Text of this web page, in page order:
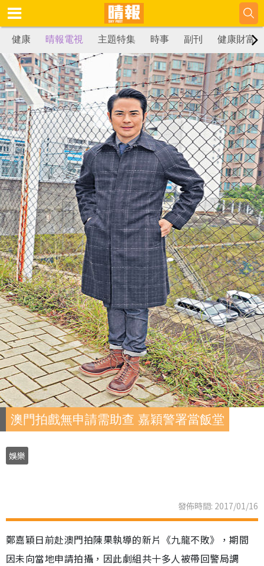
健康 晴報電視 主題特集 時事 副刊 健康財富
澳門拍戲無申請需助查 嘉穎警署當飯堂
娛樂
發佈時間: 2017/01/16
鄭嘉穎日前赴澳門拍陳果執導的新片《九龍不敗》，期間
因未向當地申請拍攝，因此劇組共十多人被帶回警局調